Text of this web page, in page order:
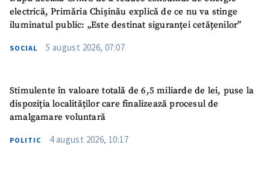
electrică, Primăria Chișinău explică de ce nu va stinge
iluminatul public: „Este destinat siguranței cetățenilor”
SOCIAL 5 august 2026, 07:07
Stimulente în valoare totală de 6,5 miliarde de lei, puse la
dispoziția localităților care finalizează procesul de
amalgamare voluntară
POLITIC 4 august 2026, 10:17